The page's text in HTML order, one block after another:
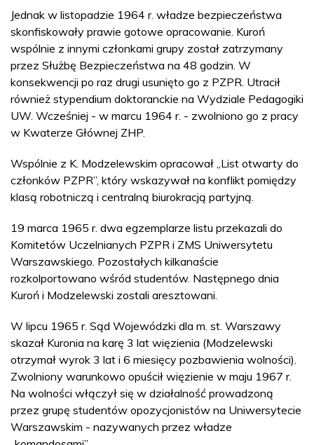
Jednak w listopadzie 1964 r. władze bezpieczeństwa
skonfiskowały prawie gotowe opracowanie. Kuroń
wspólnie z innymi członkami grupy został zatrzymany
przez Służbę Bezpieczeństwa na 48 godzin. W
konsekwencji po raz drugi usunięto go z PZPR. Utracił
również stypendium doktoranckie na Wydziale Pedagogiki
UW. Wcześniej - w marcu 1964 r. - zwolniono go z pracy
w Kwaterze Głównej ZHP.
Wspólnie z K. Modzelewskim opracował „List otwarty do
członków PZPR”, który wskazywał na konflikt pomiędzy
klasą robotniczą i centralną biurokracją partyjną.
19 marca 1965 r. dwa egzemplarze listu przekazali do
Komitetów Uczelnianych PZPR i ZMS Uniwersytetu
Warszawskiego. Pozostałych kilkanaście
rozkolportowano wśród studentów. Następnego dnia
Kuroń i Modzelewski zostali aresztowani.
W lipcu 1965 r. Sąd Wojewódzki dla m. st. Warszawy
skazał Kuronia na karę 3 lat więzienia (Modzelewski
otrzymał wyrok 3 lat i 6 miesięcy pozbawienia wolności).
Zwolniony warunkowo opuścił więzienie w maju 1967 r.
Na wolności włączył się w działalność prowadzoną
przez grupę studentów opozycjonistów na Uniwersytecie
Warszawskim - nazywanych przez władze